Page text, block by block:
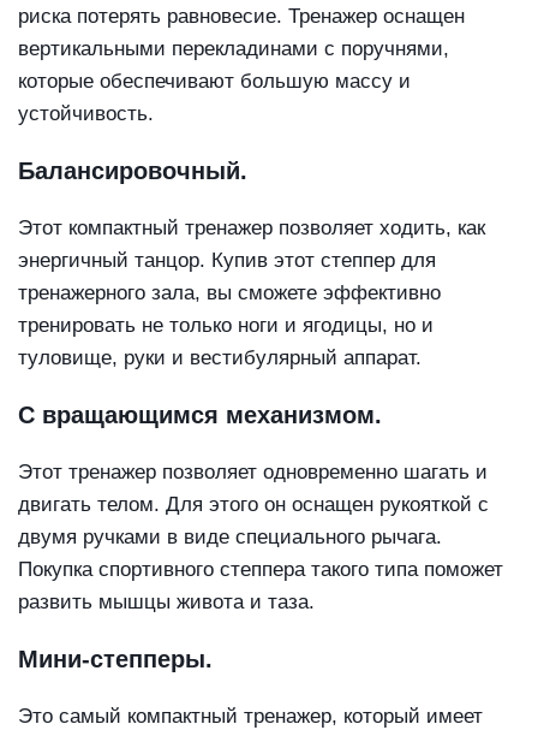
риска потерять равновесие. Тренажер оснащен
вертикальными перекладинами с поручнями,
которые обеспечивают большую массу и
устойчивость.
Балансировочный.
Этот компактный тренажер позволяет ходить, как
энергичный танцор. Купив этот степпер для
тренажерного зала, вы сможете эффективно
тренировать не только ноги и ягодицы, но и
туловище, руки и вестибулярный аппарат.
С вращающимся механизмом.
Этот тренажер позволяет одновременно шагать и
двигать телом. Для этого он оснащен рукояткой с
двумя ручками в виде специального рычага.
Покупка спортивного степпера такого типа поможет
развить мышцы живота и таза.
Мини-степперы.
Это самый компактный тренажер, который имеет